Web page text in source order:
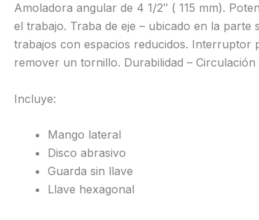
Amoladora angular de 4 1/2″ ( 115 mm).
el trabajo. Traba de eje – ubicado en la
trabajos con espacios reducidos. Interruptor
remover un tornillo. Durabilidad –
Incluye:
Mango lateral
Disco abrasivo
Guarda sin llave
Llave hexagonal